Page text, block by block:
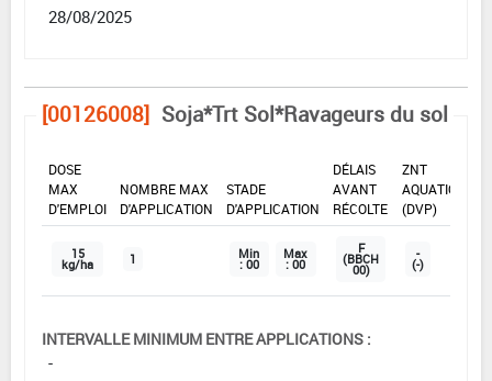
28/08/2025
[00126008] Soja*Trt Sol*Ravageurs du sol
DOSE
MAX
D'EMPLOI
NOMBRE MAX
D'APPLICATION
STADE
D'APPLICATION
DÉLAIS
AVANT
RÉCOLTE
ZNT
AQUATIQUE
(DVP)
15
kg/ha 1 Min
: 00
Max
: 00
F
(BBCH
00)
-
(-)
INTERVALLE MINIMUM ENTRE APPLICATIONS :
-